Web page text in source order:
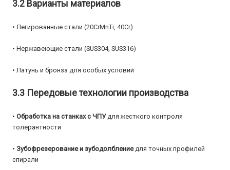
3.2 Варианты материалов
• Легированные стали (20CrMnTi, 40Cr)
• Нержавеющие стали (SUS304, SUS316)
• Латунь и бронза для особых условий
3.3 Передовые технологии производства
•Обработка на станках с ЧПУдля жесткого контроля
толерантности
•Зубофрезерование и зубодолблениедля точных профилей
спирали